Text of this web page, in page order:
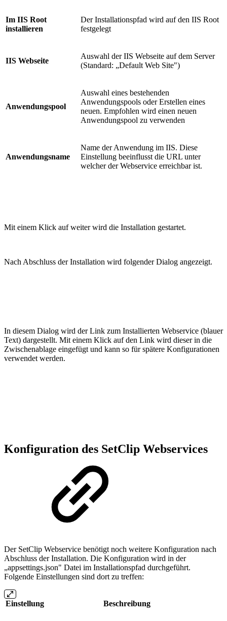
Im IIS Root
installieren
Der Installationspfad wird auf den IIS Root
festgelegt
IIS Webseite
Auswahl der IIS Webseite auf dem Server
(Standard: „Default Web Site")
Anwendungspool
Auswahl eines bestehenden
Anwendungspools oder Erstellen eines
neuen. Empfohlen wird einen neuen
Anwendungspool zu verwenden
Anwendungsname
Name der Anwendung im IIS. Diese
Einstellung beeinflusst die URL unter
welcher der Webservice erreichbar ist.
Mit einem Klick auf weiter wird die Installation gestartet.
Nach Abschluss der Installation wird folgender Dialog angezeigt.
In diesem Dialog wird der Link zum Installierten Webservice (blauer
Text) dargestellt. Mit einem Klick auf den Link wird dieser in die
Zwischenablage eingefügt und kann so für spätere Konfigurationen
verwendet werden.
Konfiguration des SetClip Webservices
Der SetClip Webservice benötigt noch weitere Konfiguration nach
Abschluss der Installation. Die Konfiguration wird in der
„appsettings.json" Datei im Installationspfad durchgeführt.
Folgende Einstellungen sind dort zu treffen:
Einstellung Beschreibung